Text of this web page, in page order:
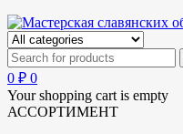
0 ₽ 0
Your shopping cart is empty
АССОРТИМЕНТ